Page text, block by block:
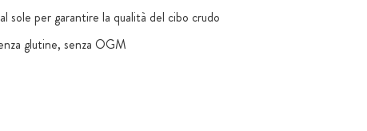
sole per garantire la qualità del cibo crudo
glutine, senza OGM